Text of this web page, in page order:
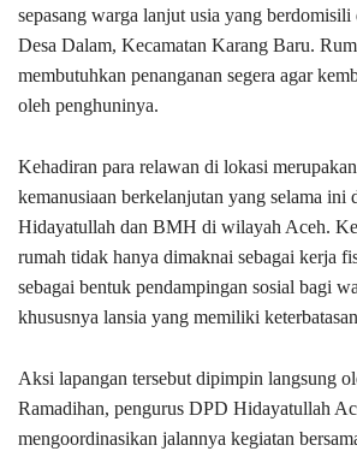
sepasang warga lanjut usia yang
Desa Dalam, Kecamatan Karang Baru.
membutuhkan penanganan segera agar
oleh penghuninya.
Kehadiran para relawan di lokasi
kemanusiaan berkelanjutan yang selama ini
Hidayatullah dan BMH di wilayah Aceh.
rumah tidak hanya dimaknai sebagai kerja
sebagai bentuk pendampingan sosial bagi
khususnya lansia yang memiliki
Aksi lapangan tersebut dipimpin langsung
Ramadihan, pengurus DPD Hidayatullah
mengoordinasikan jalannya kegiatan